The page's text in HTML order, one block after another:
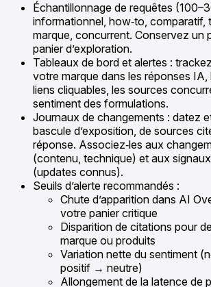
Échantillonnage de requêtes
informationnel, how‑to, comparatif,
marque, concurrent. Conservez un
panier d’exploration.
Tableaux de bord et alertes :
votre marque dans les réponses IA,
liens cliquables, les sources
sentiment des formulations.
Journaux de changements : datez
bascule d’exposition, de sources
réponse. Associez‑les aux
(contenu, technique) et aux
(updates connus).
Seuils d’alerte recommandés :
Chute d’apparition dans AI
votre panier critique
Disparition de citations pour
marque ou produits
Variation nette du sentiment
positif → neutre)
Allongement de la latence de